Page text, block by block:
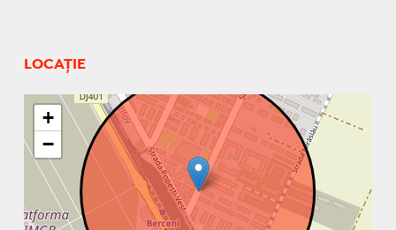
LOCAȚIE
+
−